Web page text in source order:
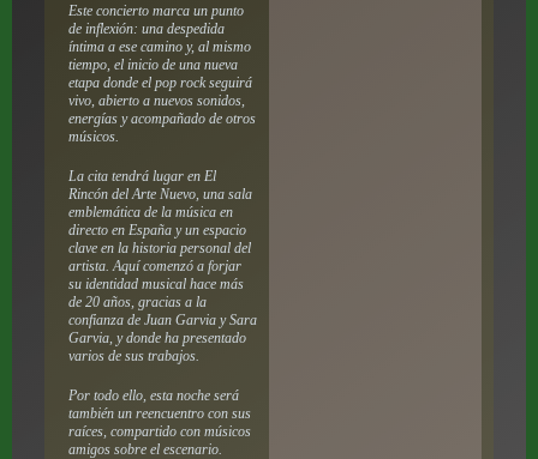
Este concierto marca un punto
de inflexión: una despedida
íntima a ese camino y, al mismo
tiempo, el inicio de una nueva
etapa donde el pop rock seguirá
vivo, abierto a nuevos sonidos,
energías y acompañado de otros
músicos.
La cita tendrá lugar en El
Rincón del Arte Nuevo, una sala
emblemática de la música en
directo en España y un espacio
clave en la historia personal del
artista. Aquí comenzó a forjar
su identidad musical hace más
de 20 años, gracias a la
confianza de Juan Garvia y Sara
Garvia, y donde ha presentado
varios de sus trabajos.
Por todo ello, esta noche será
también un reencuentro con sus
raíces, compartido con músicos
amigos sobre el escenario.